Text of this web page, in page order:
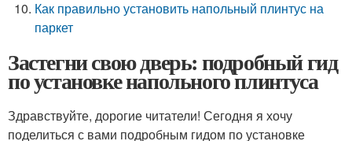
Как правильно установить напольный плинтус на
паркет
Застегни свою дверь: подробный гид
по установке напольного плинтуса
Здравствуйте, дорогие читатели! Сегодня я хочу
поделиться с вами подробным гидом по установке